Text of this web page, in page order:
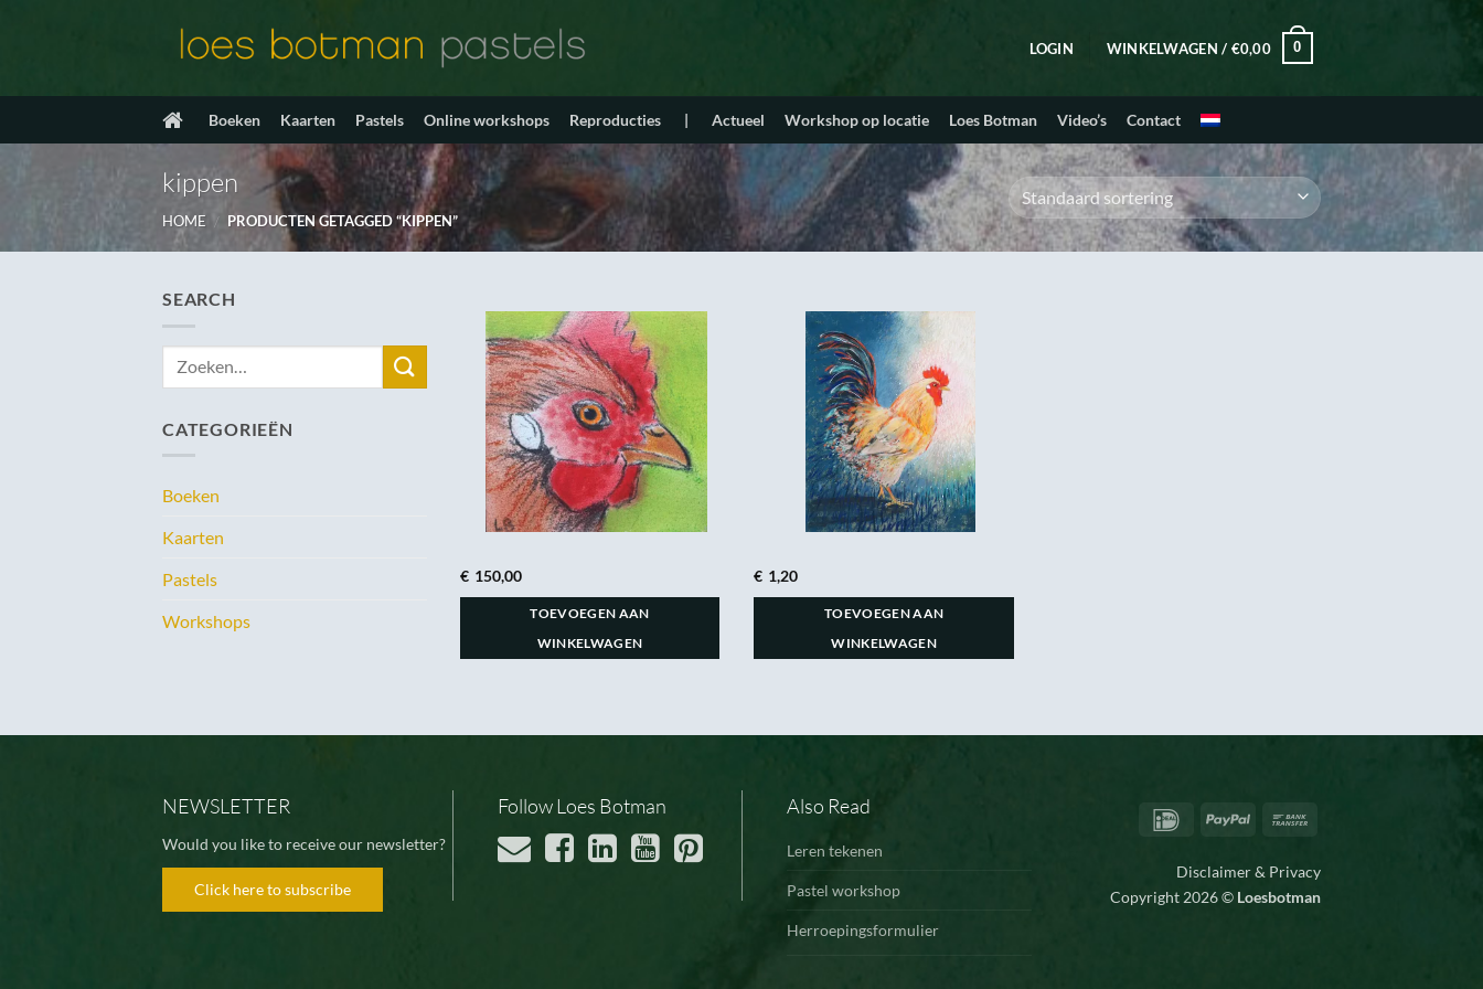
LOGIN WINKELWAGEN / €0,00 0
Boeken Kaarten Pastels Online workshops Reproducties | Actueel Workshop op locatie Loes Botman Video’s Contact
kippen
HOME / PRODUCTEN GETAGGED “KIPPEN”
SEARCH
Zoeken
CATEGORIEËN
Boeken
Kaarten
Pastels
Workshops
€ 150,00
TOEVOEGEN AAN
WINKELWAGEN
€ 1,20
TOEVOEGEN AAN
WINKELWAGEN
NEWSLETTER
Would you like to receive our newsletter?
Click here to subscribe
Follow Loes Botman Also Read
Leren tekenen
Pastel workshop
Herroepingsformulier
IDeal PayPal
Disclaimer & Privacy
Copyright 2026 © Loesbotman